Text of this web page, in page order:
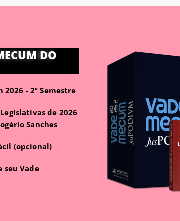
DO
2026 - 2º Semestre
de 2026
Sanches
(opcional)
seu Vade